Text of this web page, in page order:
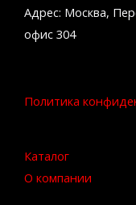
Адрес: Москва,
офис 304
Политика
Каталог
О компании